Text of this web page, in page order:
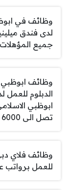
وظائف في
لدى فندق
جميع
وظائف
الدبلوم للعمل
ابوظبي
تصل الى 6000 درهم شهريا
للعمل برواتب